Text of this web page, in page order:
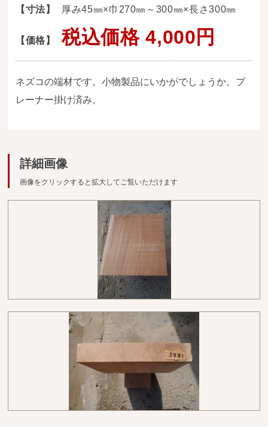
オイル塗装の
メンテナンスについて
オーダー加工について
当店の考え方
広葉樹一枚板
銘木製品
【寸法】 厚み45㎜×巾270㎜～300㎜×長さ300㎜
【価格】 税込価格 4,000円
ネズコの端材です。小物製品にいかがでしょうか。プ
レーナー掛け済み。
詳細画像
画像をクリックすると拡大してご覧いただけます